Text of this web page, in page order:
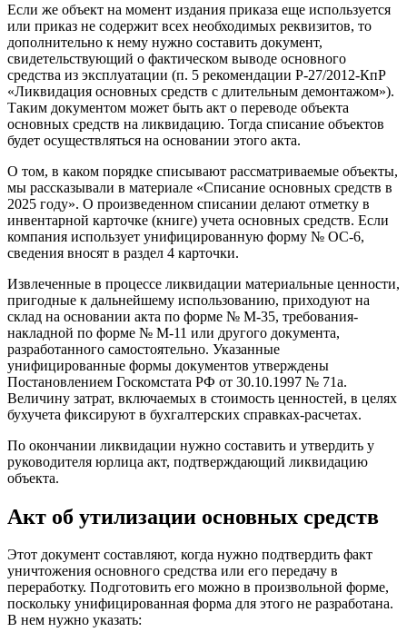
Если же объект на момент издания приказа еще используется
или приказ не содержит всех необходимых реквизитов, то
дополнительно к нему нужно составить документ,
свидетельствующий о фактическом выводе основного
средства из эксплуатации (п. 5 рекомендации Р-27/2012-КпР
«Ликвидация основных средств с длительным демонтажом»).
Таким документом может быть акт о переводе объекта
основных средств на ликвидацию. Тогда списание объектов
будет осуществляться на основании этого акта.
О том, в каком порядке списывают рассматриваемые объекты,
мы рассказывали в материале «Списание основных средств в
2025 году». О произведенном списании делают отметку в
инвентарной карточке (книге) учета основных средств. Если
компания использует унифицированную форму № ОС-6,
сведения вносят в раздел 4 карточки.
Извлеченные в процессе ликвидации материальные ценности,
пригодные к дальнейшему использованию, приходуют на
склад на основании акта по форме № М-35, требования-
накладной по форме № М-11 или другого документа,
разработанного самостоятельно. Указанные
унифицированные формы документов утверждены
Постановлением Госкомстата РФ от 30.10.1997 № 71а.
Величину затрат, включаемых в стоимость ценностей, в целях
бухучета фиксируют в бухгалтерских справках-расчетах.
По окончании ликвидации нужно составить и утвердить у
руководителя юрлица акт, подтверждающий ликвидацию
объекта.
Акт об утилизации основных средств
Этот документ составляют, когда нужно подтвердить факт
уничтожения основного средства или его передачу в
переработку. Подготовить его можно в произвольной форме,
поскольку унифицированная форма для этого не разработана.
В нем нужно указать: